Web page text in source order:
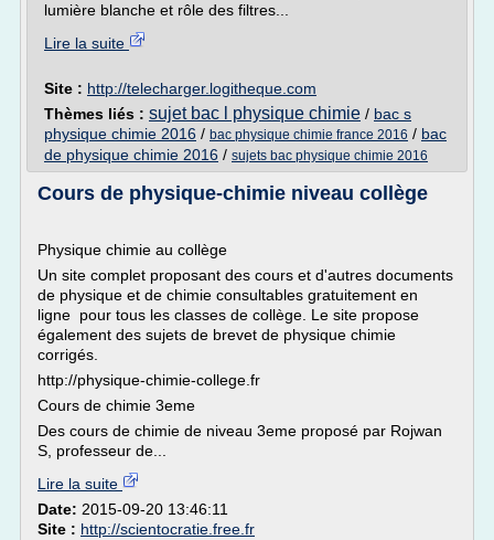
lumière blanche et rôle des filtres...
Lire la suite
Site : http://telecharger.logitheque.com
Thèmes liés : sujet bac l physique chimie / bac s
physique chimie 2016 / bac physique chimie france 2016 / bac
de physique chimie 2016 / sujets bac physique chimie 2016
Cours de physique-chimie niveau collège
Physique chimie au collège
Un site complet proposant des cours et d'autres documents
de physique et de chimie consultables gratuitement en
ligne pour tous les classes de collège. Le site propose
également des sujets de brevet de physique chimie
corrigés.
http://physique-chimie-college.fr
Cours de chimie 3eme
Des cours de chimie de niveau 3eme proposé par Rojwan
S, professeur de...
Lire la suite
Date: 2015-09-20 13:46:11
Site : http://scientocratie.free.fr